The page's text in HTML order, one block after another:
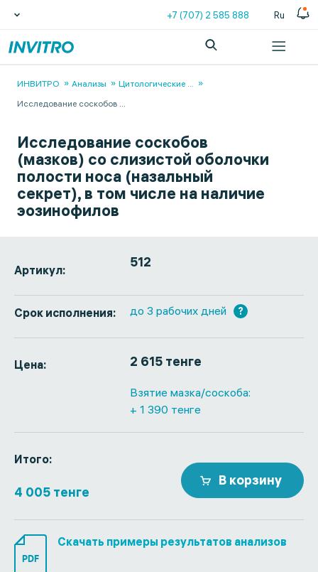
+7 (707) 2 585 888 Ru
ИНВИТРО Анализы Цитологические ...
Исследование соскобов ...
Исследование соскобов
(мазков) со слизистой оболочки
полости носа (назальный
секрет), в том числе на наличие
эозинофилов
Артикул: 512
Срок исполнения: до 3 рабочих дней ?
Цена: 2 615 тенге
Взятие мазка/соскоба:
+ 1 390 тенге
Итого:
4 005 тенге
В корзину
PDF
Скачать примеры результатов анализов